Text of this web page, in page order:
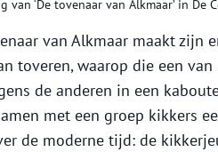
van ‘De tovenaar van Alkmaar’ in
van Alkmaar maakt zijn
toveren, waarop die een
de anderen in een
met een groep kikkers
de moderne tijd: de